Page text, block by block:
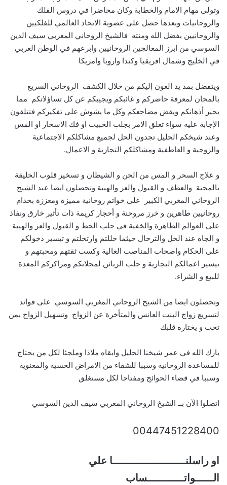
وتولى مهام الامام والخطابة وكان محاضرا في دروس الفلك
والروحانيات وبعدها حصل على عضوية الاتحاد العالمي للفلكيين
والروحانيين بفضل الله ومنته فالشيخ الروحاني المغربي سيف الدين
السوسي من ابرز المعالجين الروحانيين وابرعهم في الوطن العربي
في الخليج وشمال افريقيا وكندا واروبا وامريكا
ويتفضل بمد يد العون إليكم من خلال الكشف الروحاني السريع
بالمجان لمعرفة حاضركم و غائبكم ويجيبكم عن كل تساؤلاتكم مما
يحير أذهانكم ويقض مضاجعكم وكل ما يشوش على تفكيركم فتتلقون
الإجابة عليه سواء تعلق الامر بجلب الحبيب او فك الاسحار او المس
وعند شيخكم الجليل تجدون الحل لجميع مشاكلكم الاجتماعية
والزوجية و العاطفية ومشاكلكم التجارية و الاعمال.
و علاج السحر و المس من الجن و الشيطان و تسخير قلوب الخليقة
بالمحبة والعطف و القبول والعز والهيبة وتحصلون ايضا عند الشيخ
الروحاني المغربي الكبير على خواتم روحانية مميزة ومعززة بخدام
روحانيين طاهرين و خرز مروحنة و أحجار كريمة ذات تأثير خارق ونفاذ
على العوالم الظاهرة والخفية في جلب الحظ و القبول والعز والهيبة
و الجاه عند الحل والترحال حيثما حللتم وارتحلتم و تيسير دخولكم
على الحكام واصحاب المناصب العالية وكسب ثقتهم ومحبتهم و
تيسير اعمالكم التجارية و جلب الزبائن لمحلاتكم ومراكزكم المعدة
للبيع و الشراء.
وتحصلون ايضا من الشيخ الروحاني المغربي السوسي على فوائد
لتسريع زواج البنت العانس والمتأخرة عن الزواج وتسهيل الزواج بمن
تحب و يختاره قلبك
بارك الله في عمر شيخنا الجليل وابقاه ملاذا وملجئا لكل من يحتاج
للمساعدة الروحانية وسببا للشفاء من الامراض الحسية والمعنوية
وسببا في قضاء الحوائج ومفتاحا لكل مستغلق
اتصلوا الآن بــ الشيخ الروحاني المغربي سيف الدين السوسي
00447451228400
او راسلنــــــــــــــــــــــــا علي
الــــــواتــــــــــــساب